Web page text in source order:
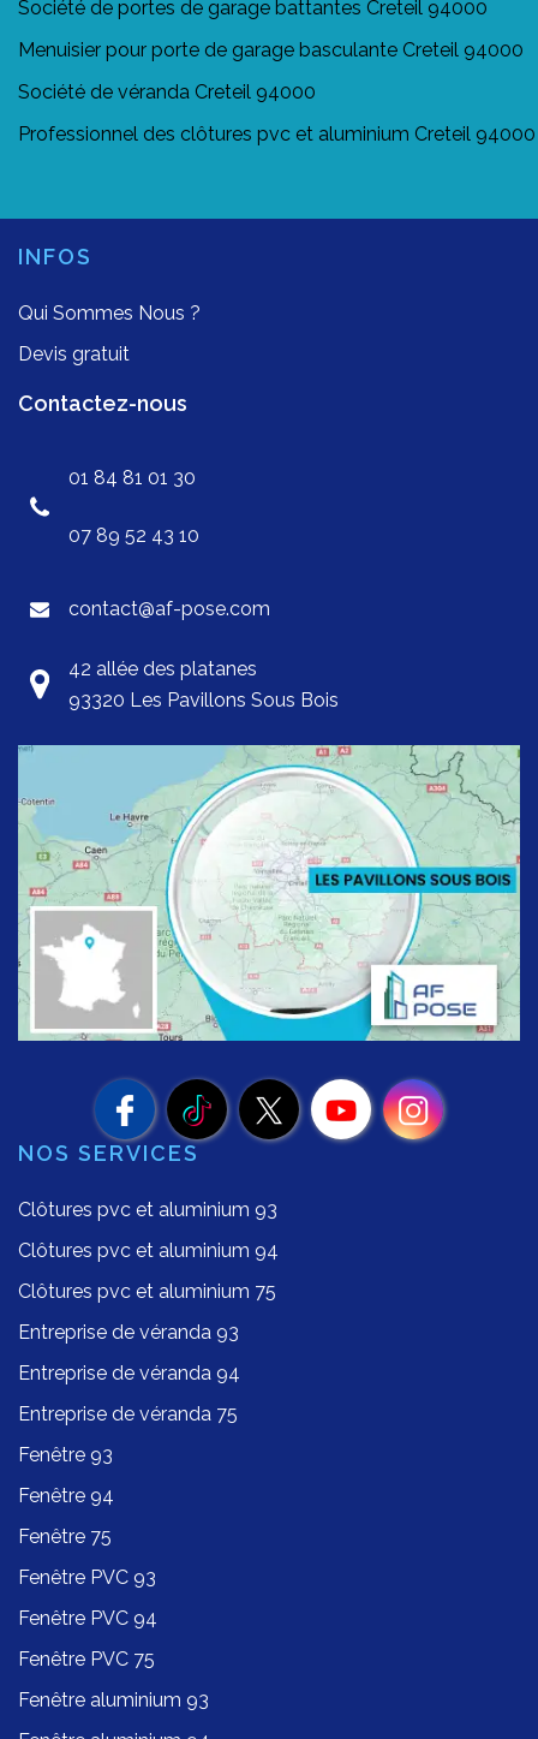
Société de portes de garage battantes Creteil 94000
Menuisier pour porte de garage basculante Creteil 94000
Société de véranda Creteil 94000
Professionnel des clôtures pvc et aluminium Creteil 94000
INFOS
Qui Sommes Nous ?
Devis gratuit
Contactez-nous
01 84 81 01 30
07 89 52 43 10
contact@af-pose.com
42 allée des platanes
93320 Les Pavillons Sous Bois
NOS SERVICES
Clôtures pvc et aluminium 93
Clôtures pvc et aluminium 94
Clôtures pvc et aluminium 75
Entreprise de véranda 93
Entreprise de véranda 94
Entreprise de véranda 75
Fenêtre 93
Fenêtre 94
Fenêtre 75
Fenêtre PVC 93
Fenêtre PVC 94
Fenêtre PVC 75
Fenêtre aluminium 93